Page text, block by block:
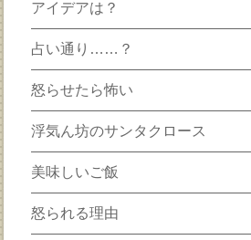
アイデアは？
占い通り……？
怒らせたら怖い
浮気ん坊のサンタクロース
美味しいご飯
怒られる理由